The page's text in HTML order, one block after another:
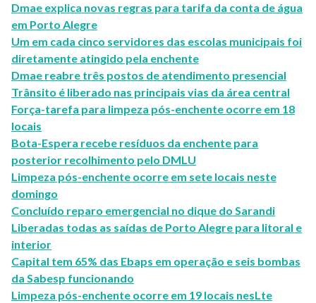
Dmae explica novas regras para tarifa da conta de água
em Porto Alegre
Um em cada cinco servidores das escolas municipais foi
diretamente atingido pela enchente
Dmae reabre três postos de atendimento presencial
Trânsito é liberado nas principais vias da área central
Força-tarefa para limpeza pós-enchente ocorre em 18
locais
Bota-Espera recebe resíduos da enchente para
posterior recolhimento pelo DMLU
Limpeza pós-enchente ocorre em sete locais neste
domingo
Concluído reparo emergencial no dique do Sarandi
Liberadas todas as saídas de Porto Alegre para litoral e
interior
Capital tem 65% das Ebaps em operação e seis bombas
da Sabesp funcionando
Limpeza pós-enchente ocorre em 19 locais nesLte